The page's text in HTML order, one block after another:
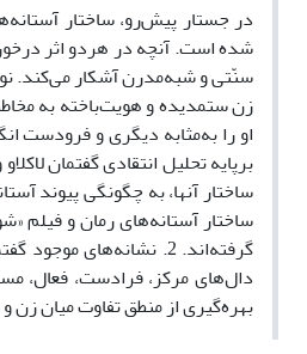
در جستار پیش‌رو، ساختار
شده است. آنچه در هردو اثر
سنّتی و شبه‌مدرن آشکار می‌کند.
زن ستمدیده و هویت‌باخته به
او را به‌مثابه دیگری و فرودست
برپایه تحلیل انتقادی گفتمان
ساختار آنها، به چگونگی پیوند
گرفته‌اند. 2. نشانه‌های
دال‌های مرکز، فرادست، فعال،
بهره‌گیری از منطق تفاوت میان